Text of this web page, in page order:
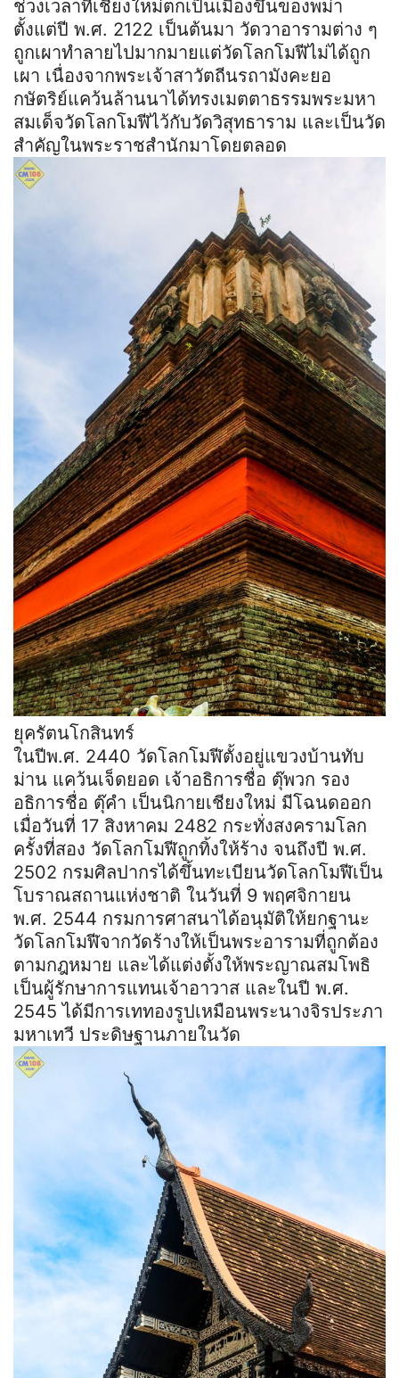
ช่วงเวลาที่เชียงใหม่ตกเป็นเมืองขึ้นของพม่า
ตั้งแต่ปี พ.ศ. 2122 เป็นต้นมา วัดวาอารามต่าง ๆ
ถูกเผาทำลายไปมากมายแต่วัดโลกโมฬีไม่ได้ถูก
เผา เนื่องจากพระเจ้าสาวัตถีนรถามังคะยอ
กษัตริย์แคว้นล้านนาได้ทรงเมตตาธรรมพระมหา
สมเด็จวัดโลกโมฬีไว้กับวัดวิสุทธาราม และเป็นวัด
สำคัญในพระราชสำนักมาโดยตลอด
ยุครัตนโกสินทร์
ในปีพ.ศ. 2440 วัดโลกโมฬีตั้งอยู่แขวงบ้านทับ
ม่าน แคว้นเจ็ดยอด เจ้าอธิการชื่อ ตุ๊พวก รอง
อธิการชื่อ ตุ๊คำ เป็นนิกายเชียงใหม่ มีโฉนดออก
เมื่อวันที่ 17 สิงหาคม 2482 กระทั่งสงครามโลก
ครั้งที่สอง วัดโลกโมฬีถูกทิ้งให้ร้าง จนถึงปี พ.ศ.
2502 กรมศิลปากรได้ขึ้นทะเบียนวัดโลกโมฬีเป็น
โบราณสถานแห่งชาติ ในวันที่ 9 พฤศจิกายน
พ.ศ. 2544 กรมการศาสนาได้อนุมัติให้ยกฐานะ
วัดโลกโมฬีจากวัดร้างให้เป็นพระอารามที่ถูกต้อง
ตามกฎหมาย และได้แต่งตั้งให้พระญาณสมโพธิ
เป็นผู้รักษาการแทนเจ้าอาวาส และในปี พ.ศ.
2545 ได้มีการเททองรูปเหมือนพระนางจิรประภา
มหาเทวี ประดิษฐานภายในวัด